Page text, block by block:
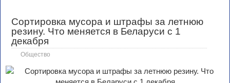
Сортировка мусора и штрафы за летнюю
резину. Что меняется в Беларуси с 1
декабря
Общество